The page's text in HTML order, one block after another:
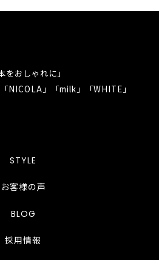
をおしゃれに」
NICOLA」「milk」「WHITE」
STYLE
お客様の声
BLOG
採用情報